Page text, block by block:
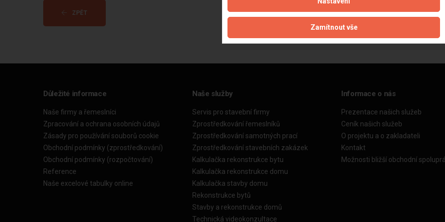
ZPĚT Aktualizováno z portálu ARES dne 28.01.2025 13:47:08
Důležité informace
Naše firmy a řemeslníci
Zpracování a ochrana osobních údajů
Zásady pro používání souborů cookie
Obchodní podmínky (zprostředkování)
Obchodní podmínky (rozpočtování)
Reference
Naše excelové tabulky online
Naše služby
Servis pro stavební firmy
Zprostředkování řemeslníků
Zprostředkování samotných prací
Zprostředkování stavebních zakázek
Kalkulačka rekonstrukce bytu
Kalkulačka rekonstrukce domu
Kalkulačka stavby domu
Rekonstrukce bytů
Stavby a rekonstrukce domů
Technická videokonzultace
Informace o nás
Prezentace našich služeb
Ceník našich služeb
O projektu a o zakladateli
Kontakt
Možnosti bližší obchodní
Zamítnout vše